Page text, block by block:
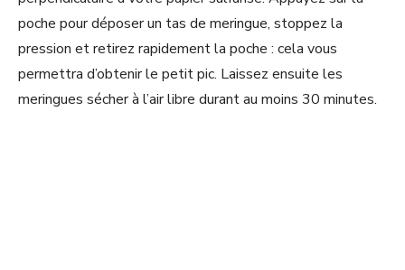
poche pour déposer un tas de meringue, stoppez la
pression et retirez rapidement la poche : cela vous
permettra d’obtenir le petit pic. Laissez ensuite les
meringues sécher à l’air libre durant au moins 30 minutes.